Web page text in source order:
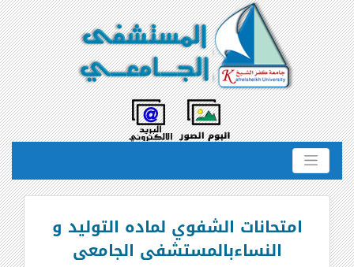
امتحانات الشفوي لماده التوليد و
النساءبالمستشفى الجامعى